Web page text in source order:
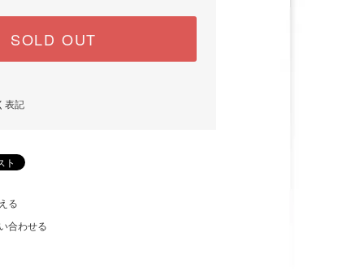
SOLD OUT
表記
る
合わせる